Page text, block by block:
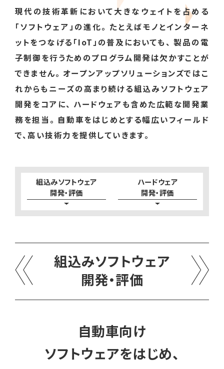
現代の技術革新において大きなウェイトを占める
「ソフトウェア」の進化。 たとえばモノとインターネ
ットをつなげる「IoT」の普及においても、 製品の電
子制御を行うためのプログラム開発は欠かすことが
できません。 オープンアップソリューションズではこ
れからもニーズの高まり続ける組込みソフトウェア
開発をコアに、 ハードウェアも含めた広範な開発業
務を担当。 自動車をはじめとする幅広いフィールド
で、高い技術力を提供していきます。
組込みソフトウェア
開発・評価
ハードウェア
開発・評価
組込みソフトウェア
開発・評価
自動車向け
ソフトウェアをはじめ、